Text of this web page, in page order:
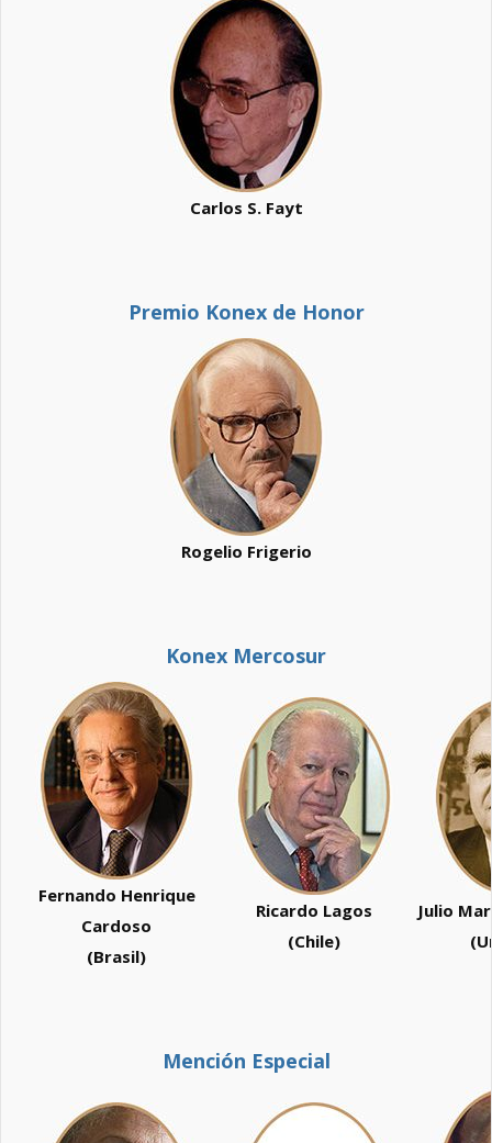
Carlos S. Fayt
Premio Konex de Honor
Rogelio Frigerio
Konex Mercosur
Fernando Henrique
Cardoso
(Brasil)
Ricardo Lagos
(Chile)
Julio
Mención Especial